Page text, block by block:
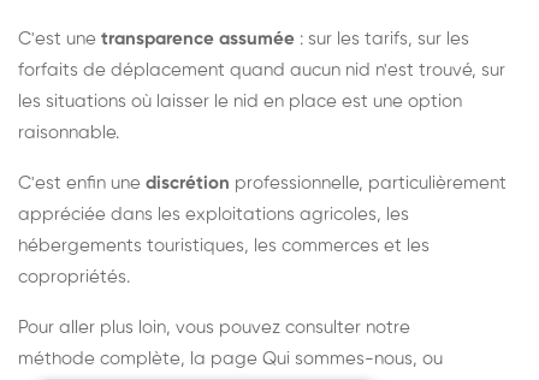
C'est une transparence assumée : sur les tarifs, sur les
forfaits de déplacement quand aucun nid n'est trouvé, sur
les situations où laisser le nid en place est une option
raisonnable.
C'est enfin une discrétion professionnelle, particulièrement
appréciée dans les exploitations agricoles, les
hébergements touristiques, les commerces et les
copropriétés.
Pour aller plus loin, vous pouvez consulter notre
méthode complète, la page Qui sommes-nous, ou